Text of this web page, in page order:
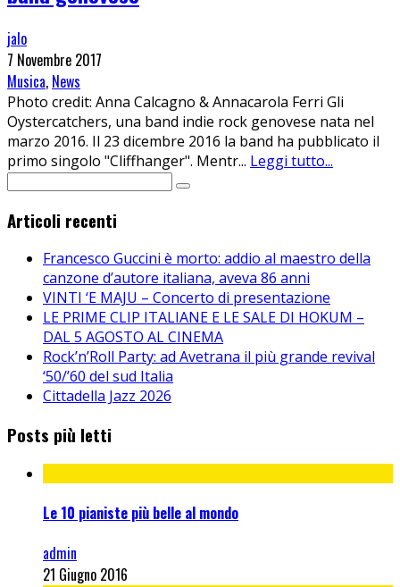
jalo
7 Novembre 2017
Musica, News
Photo credit: Anna Calcagno & Annacarola Ferri Gli
Oystercatchers, una band indie rock genovese nata nel
marzo 2016. Il 23 dicembre 2016 la band ha pubblicato il
primo singolo "Cliffhanger". Mentr... Leggi tutto...
Articoli recenti
Francesco Guccini è morto: addio al maestro della
canzone d’autore italiana, aveva 86 anni
VINTI ‘E MAJU – Concerto di presentazione
LE PRIME CLIP ITALIANE E LE SALE DI HOKUM –
DAL 5 AGOSTO AL CINEMA
Rock’n’Roll Party: ad Avetrana il più grande revival
‘50/’60 del sud Italia
Cittadella Jazz 2026
Posts più letti
Le 10 pianiste più belle al mondo
admin
21 Giugno 2016